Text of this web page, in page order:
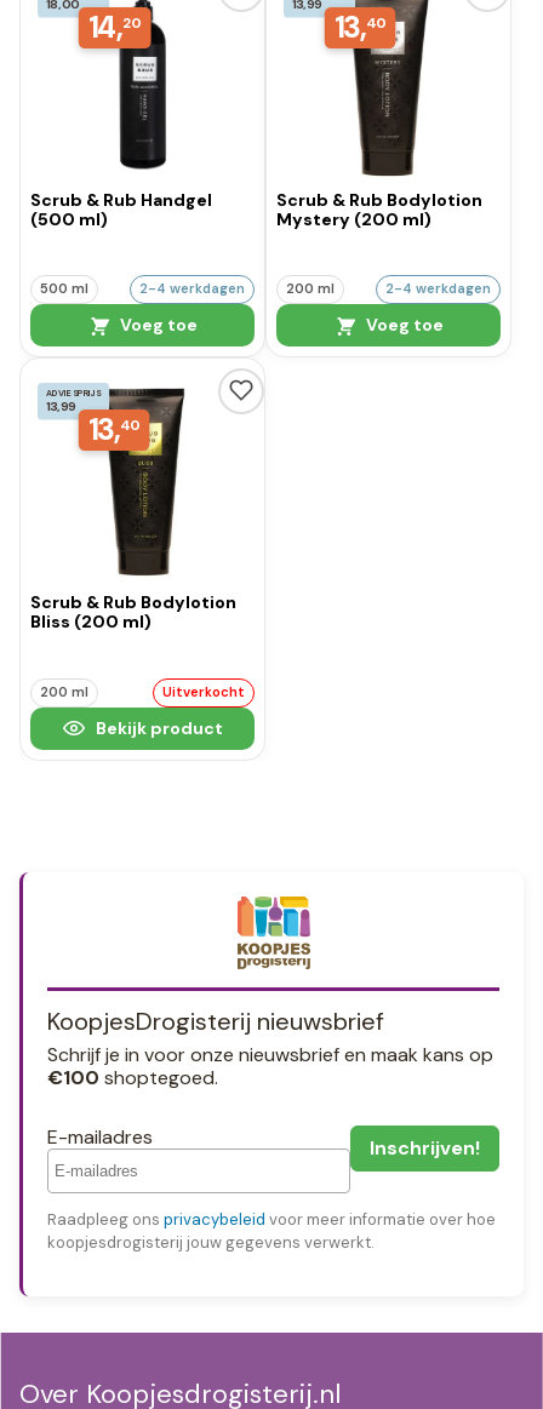
14,20
Scrub & Rub Handgel
(500 ml)
500 ml 2-4 werkdagen
Voeg toe
13,40
Scrub & Rub Bodylotion
Mystery (200 ml)
200 ml 2-4 werkdagen
Voeg toe
ADVIESPRIJS
13,99
13,40
Scrub & Rub Bodylotion
Bliss (200 ml)
200 ml Uitverkocht
Bekijk product
KoopjesDrogisterij nieuwsbrief
Schrijf je in voor onze nieuwsbrief en maak kans op
€100 shoptegoed.
E-mailadres
Raadpleeg ons privacybeleid voor meer informatie over hoe
koopjesdrogisterij jouw gegevens verwerkt.
Over Koopjesdrogisterij.nl